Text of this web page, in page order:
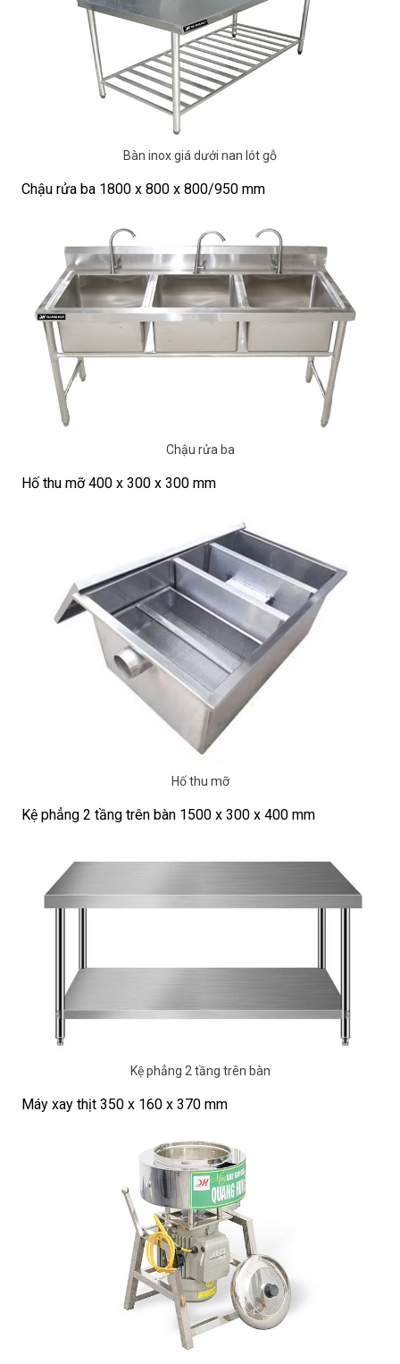
Bàn inox giá dưới nan lót gỗ
Chậu rửa ba 1800 x 800 x 800/950 mm
Chậu rửa ba
Hố thu mỡ 400 x 300 x 300 mm
Hố thu mỡ
Kệ phẳng 2 tầng trên bàn 1500 x 300 x 400 mm
Kệ phẳng 2 tầng trên bàn
Máy xay thịt 350 x 160 x 370 mm